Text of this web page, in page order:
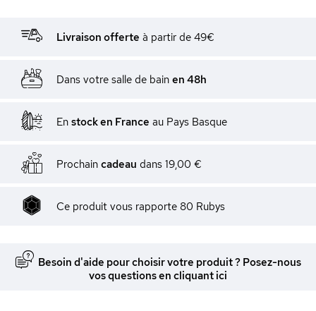
Livraison offerte à partir de 49€
Dans votre salle de bain en 48h
En stock en France au Pays Basque
Prochain cadeau dans 19,00 €
Ce produit vous rapporte 80 Rubys
Besoin d'aide pour choisir votre produit ? Posez-nous
vos questions en cliquant ici